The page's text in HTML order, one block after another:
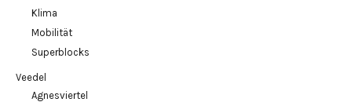
Klima
Mobilität
Superblocks
Veedel
Agnesviertel